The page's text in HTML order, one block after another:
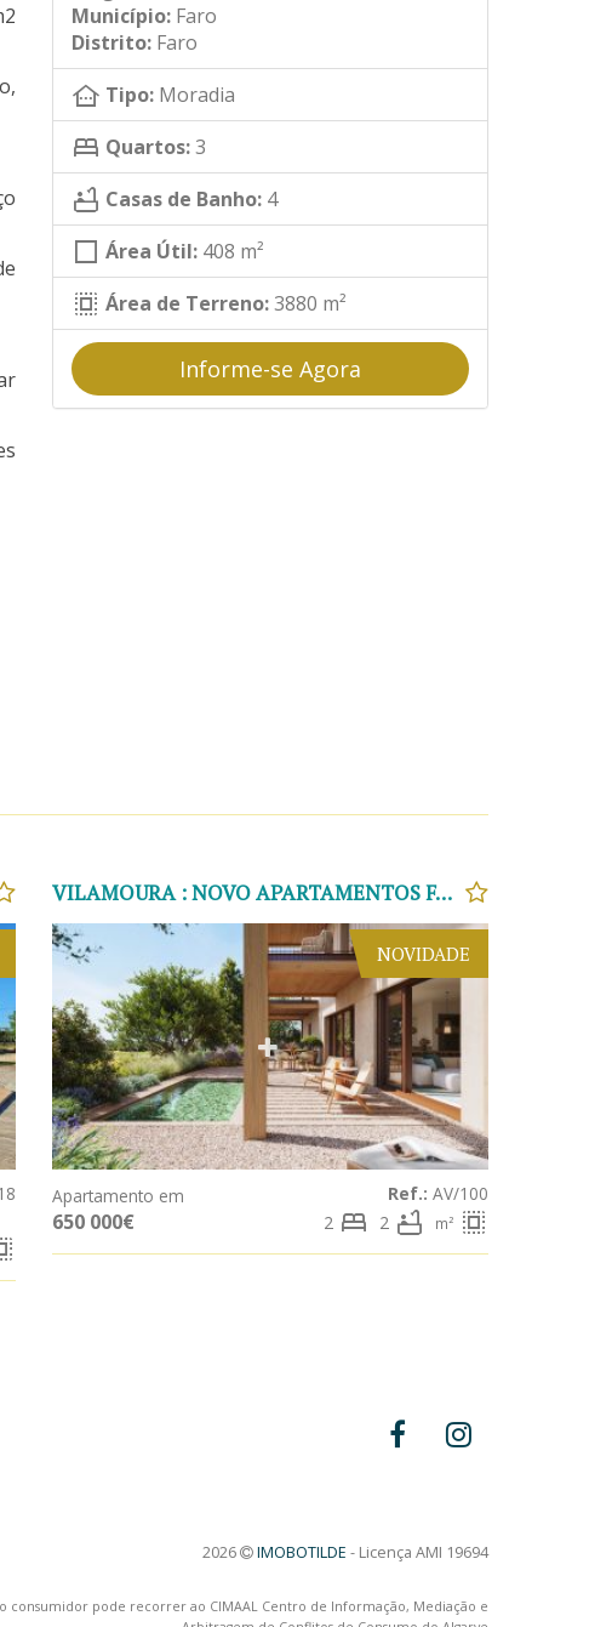
Município: Faro
Distrito: Faro
other_houses Tipo: Moradia
bed Quartos:3
bathtub Casas de Banho: 4
square Área Útil: 408 m²
select_all Área de Terreno:3880 m²
Informe-se Agora
VILAMOURA : NOVO APARTAMENTOS FANTASTICOS T2 E T3
NOVIDADE
Ref.: AV/100
Apartamento em
650 000€ 2 bed 2 bathtub m² select_all
2026 IMOBOTILDE - Licença AMI 19694
consumidor pode recorrer ao CIMAAL Centro de Informação, Mediação e